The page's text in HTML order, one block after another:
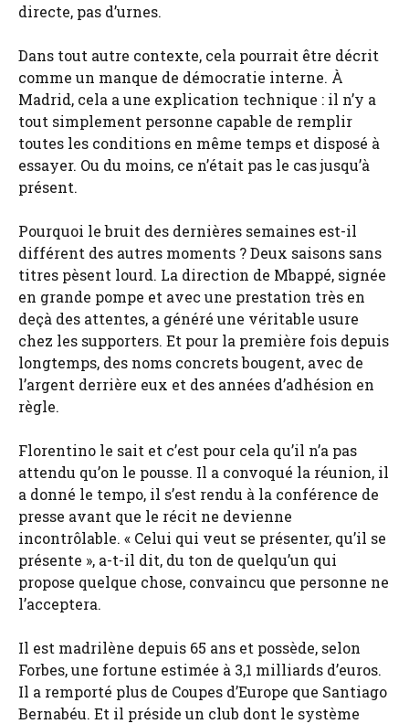
directe, pas d’urnes.
Dans tout autre contexte, cela pourrait être décrit
comme un manque de démocratie interne. À
Madrid, cela a une explication technique : il n’y a
tout simplement personne capable de remplir
toutes les conditions en même temps et disposé à
essayer. Ou du moins, ce n’était pas le cas jusqu’à
présent.
Pourquoi le bruit des dernières semaines est-il
différent des autres moments ? Deux saisons sans
titres pèsent lourd. La direction de Mbappé, signée
en grande pompe et avec une prestation très en
deçà des attentes, a généré une véritable usure
chez les supporters. Et pour la première fois depuis
longtemps, des noms concrets bougent, avec de
l’argent derrière eux et des années d’adhésion en
règle.
Florentino le sait et c’est pour cela qu’il n’a pas
attendu qu’on le pousse. Il a convoqué la réunion, il
a donné le tempo, il s’est rendu à la conférence de
presse avant que le récit ne devienne
incontrôlable. « Celui qui veut se présenter, qu’il se
présente », a-t-il dit, du ton de quelqu’un qui
propose quelque chose, convaincu que personne ne
l’acceptera.
Il est madrilène depuis 65 ans et possède, selon
Forbes, une fortune estimée à 3,1 milliards d’euros.
Il a remporté plus de Coupes d’Europe que Santiago
Bernabéu. Et il préside un club dont le système